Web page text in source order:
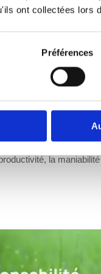
ont collectées lors
Préférences
idéal pour les
sont équipées d'un
manipuler facilement
l'opérateur, ce qui
Ce système de
la